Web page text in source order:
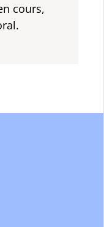
cours,